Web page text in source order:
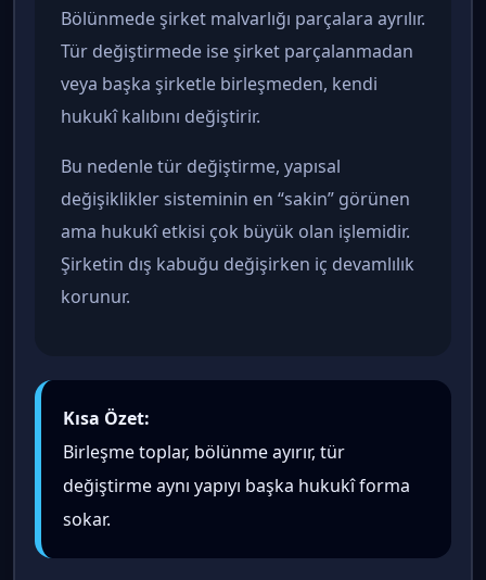
Bölünmede şirket malvarlığı parçalara ayrılır.
Tür değiştirmede ise şirket parçalanmadan
veya başka şirketle birleşmeden, kendi
hukukî kalıbını değiştirir.
Bu nedenle tür değiştirme, yapısal
değişiklikler sisteminin en “sakin” görünen
ama hukukî etkisi çok büyük olan işlemidir.
Şirketin dış kabuğu değişirken iç devamlılık
korunur.
Kısa Özet:
Birleşme toplar, bölünme ayırır, tür
değiştirme aynı yapıyı başka hukukî forma
sokar.